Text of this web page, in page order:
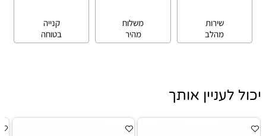
שירות
מהלב
משלוח
מהיר
קנייה
בטוחה
יכול לעניין אותך